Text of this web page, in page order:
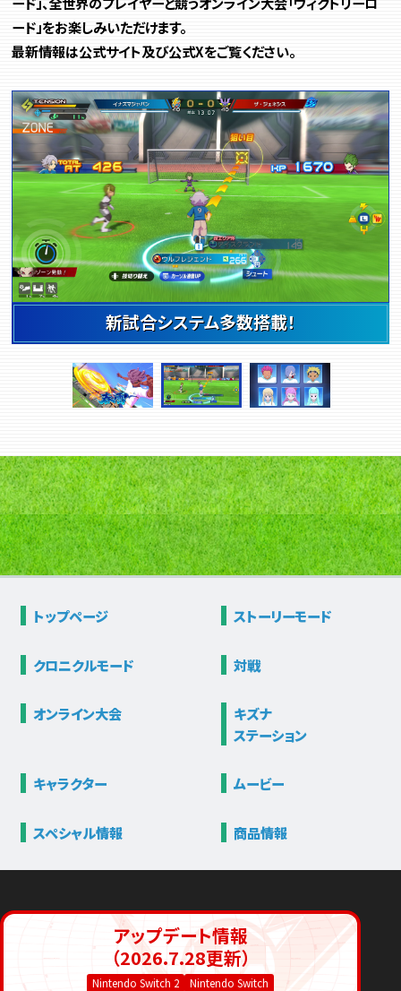
ード」をお楽しみいただけます。
最新情報は公式サイト及び公式Xをご覧ください。
試合システム多数搭載！
トップページ ストーリーモード
クロニクルモード 対戦
オンライン大会
キズナ
ステーション
キャラクター ムービー
スペシャル情報 商品情報
アップデート情報
（2026.7.28更新）
Nintendo Switch 2 Nintendo Switch